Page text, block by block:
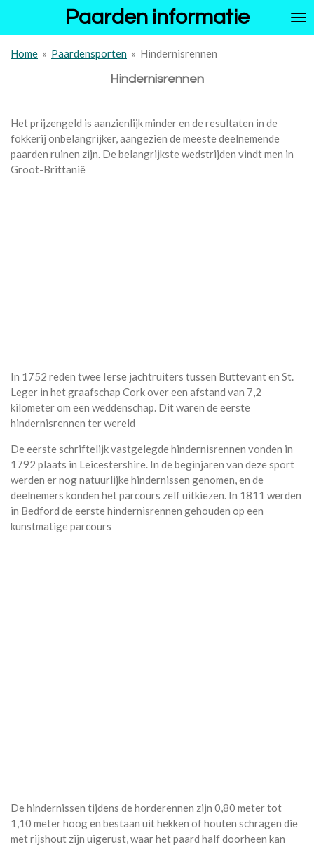
de
Paarden informatie
Home » Paardensporten » Hindernisrennen
Hindernisrennen
Het prijzengeld is aanzienlijk minder en de resultaten in de
fokkerij onbelangrijker, aangezien de meeste deelnemende
paarden ruinen zijn. De belangrijkste wedstrijden vindt men in
Groot-Brittanië
In 1752 reden twee Ierse jachtruiters tussen Buttevant en St.
Leger in het graafschap Cork over een afstand van 7,2
kilometer om een weddenschap. Dit waren de eerste
hindernisrennen ter wereld
De eerste schriftelijk vastgelegde hindernisrennen vonden in
1792 plaats in Leicestershire. In de beginjaren van deze sport
werden er nog natuurlijke hindernissen genomen, en de
deelnemers konden het parcours zelf uitkiezen. In 1811 werden
in Bedford de eerste hindernisrennen gehouden op een
kunstmatige parcours
De hindernissen tijdens de horderennen zijn 0,80 meter tot
1,10 meter hoog en bestaan uit hekken of houten schragen die
met rijshout zijn uigerust, waar het paard half doorheen kan